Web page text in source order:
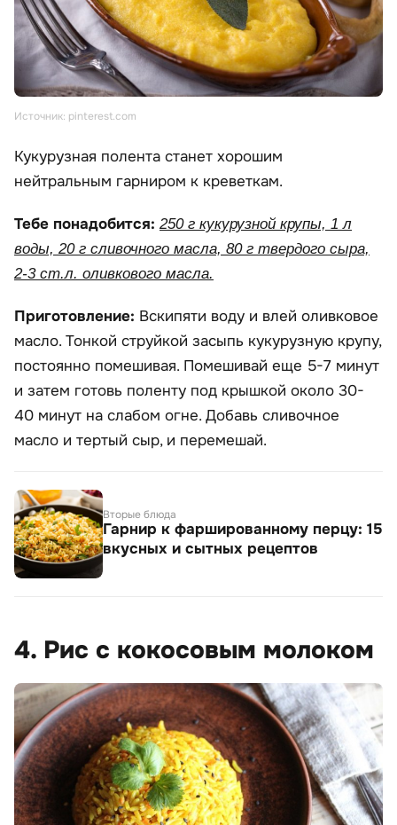
Источник: pinterest.com
Кукурузная полента станет хорошим
нейтральным гарниром к креветкам.
Тебе понадобится: 250 г кукурузной крупы, 1 л
воды, 20 г сливочного масла, 80 г твердого сыра,
2-3 ст.л. оливкового масла.
Приготовление: Вскипяти воду и влей оливковое
масло. Тонкой струйкой засыпь кукурузную крупу,
постоянно помешивая. Помешивай еще 5-7 минут
и затем готовь поленту под крышкой около 30-
40 минут на слабом огне. Добавь сливочное
масло и тертый сыр, и перемешай.
Вторые блюда
Гарнир к фаршированному перцу: 15
вкусных и сытных рецептов
4. Рис с кокосовым молоком